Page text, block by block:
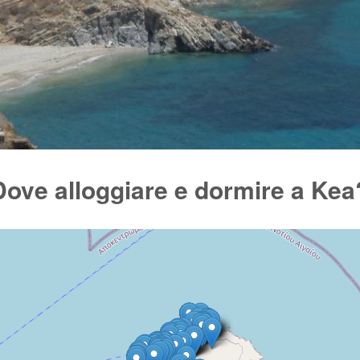
alloggiare e dormire a